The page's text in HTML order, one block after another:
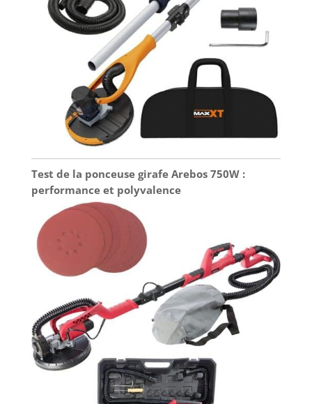
Test de la ponceuse girafe Arebos 750W :
performance et polyvalence